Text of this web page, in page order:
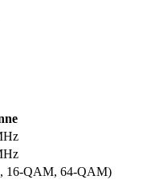
16-QAM, 64-QAM)